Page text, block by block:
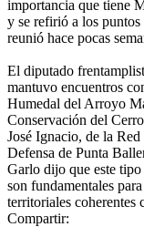
importancia que tiene
y se refirió a los
reunió hace pocas
El diputado
mantuvo encuentros
Humedal del Arroyo
Conservación del
José Ignacio, de la
Defensa de Punta
Garlo dijo que este
son fundamentales
territoriales coherentes
Compartir: